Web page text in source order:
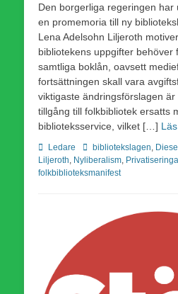
Den borgerliga regeringen
en promemoria till ny
Lena Adelsohn Liljeroth
bibliotekens uppgifter behöver
samtliga boklån, oavsett
fortsättningen skall vara
viktigaste ändringsförslagen
tillgång till folkbibliotek ersatts
biblioteksservice, vilket […]
Kategorier
Ledare Etiketter
bibliotekslagen
Liljeroth Nyliberalism
folkbiblioteksmanifest